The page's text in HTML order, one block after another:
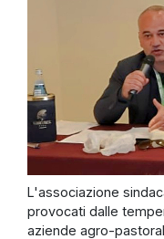
L'associazione
provocati dalle
aziende agro-